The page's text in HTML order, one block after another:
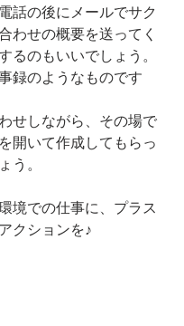
話の後にメールでサク
わせの概要を送ってく
るのもいいでしょう。
録のようなものです
せしながら、その場で
開いて作成してもらっ
う。
境での仕事に、プラス
クションを♪